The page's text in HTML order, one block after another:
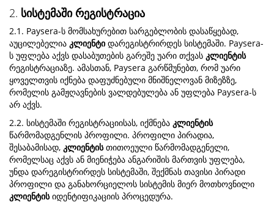
2. სისტემაში რეგისტრაცია
2.1. Paysera-ს მომსახურებით სარგებლობის დასაწყებად,
აუცილებელია კლიენტი დარეგისტრირდეს სისტემაში. Paysera-
ს უფლება აქვს დასაბუთების გარეშე უარი თქვას კლიენტის
რეგისტრაციაზე. ამასთან, Paysera გარწმუნებთ, რომ უარი
ყოველთვის იქნება დაფუძნებული მნიშნელოვან მიზეზზე,
რომელის გამჟღავნების ვალდებულება ან უფლება Paysera-ს
არ აქვს.
2.2. სისტემაში რეგისტრაციისას, იქმნება კლიენტის
წარმომადგენლის პროფილი. პროფილი პირადია,
შესაბამისად, კლიენტისთითოეული წარმომადგენელი,
რომელსაც აქვს ან მიენიჭება ანგარიშის მართვის უფლება,
უნდა დარეგისტრირდეს სისტემაში, შექმნას თავისი პირადი
პროფილი და განახორციელოს სისტემის მიერ მოთხოვნილი
კლიენტისიდენტიფიკაციის პროცედურა.